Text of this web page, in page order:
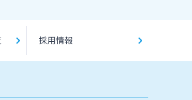
採用情報